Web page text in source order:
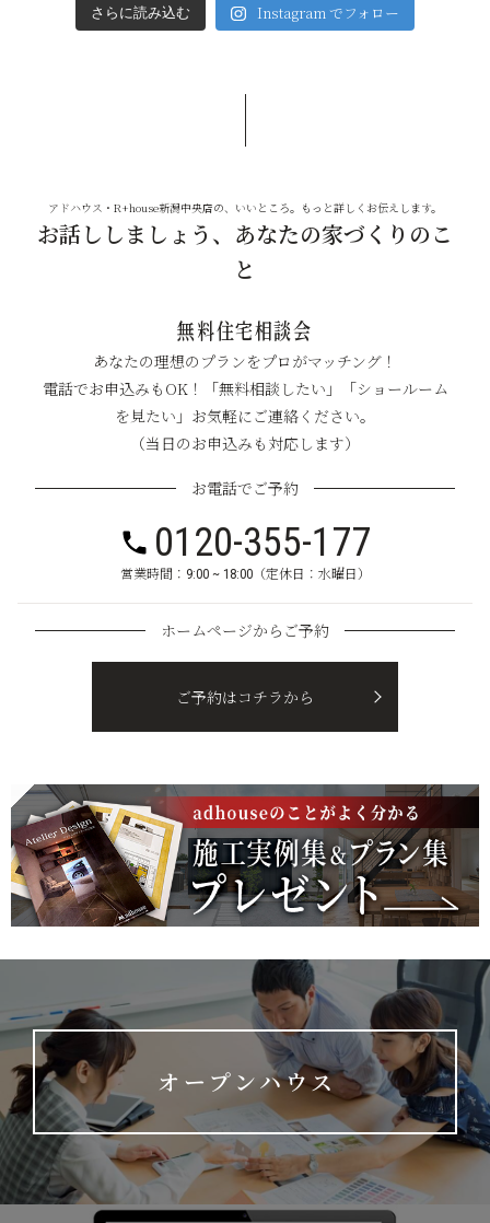
さらに読み込む Instagram でフォロー
アドハウス・R+house新潟中央店の、いいところ。もっと詳しくお伝えします。
お話ししましょう、あなたの家づくりのこ
と
無料住宅相談会
あなたの理想のプランをプロがマッチング！
電話でお申込みもOK！「無料相談したい」「ショールーム
を見たい」お気軽にご連絡ください。
（当日のお申込みも対応します）
お電話でご予約
0120-355-177
営業時間：9:00 ~ 18:00（定休日：水曜日）
ホームページからご予約
ご予約はコチラから
オープンハウス